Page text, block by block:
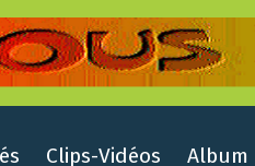
Clips-Vidéos